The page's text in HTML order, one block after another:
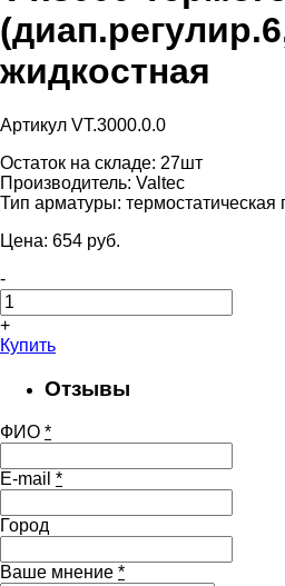
жидкостная
Артикул VT.3000.0.0
Остаток на складе: 27шт
Производитель: Valtec
Тип арматуры: термостатическая
Цена: 654 pуб.
-
+
Купить
Отзывы
ФИО *
E-mail *
Город
Ваше мнение *